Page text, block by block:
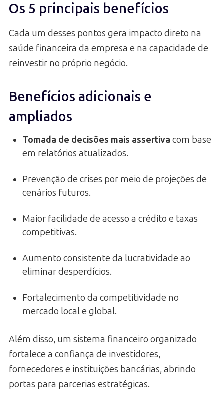
Os 5 principais benefícios
Cada um desses pontos gera impacto direto na
saúde financeira da empresa e na capacidade de
reinvestir no próprio negócio.
Benefícios adicionais e
ampliados
Tomada de decisões mais assertiva com base
em relatórios atualizados.
Prevenção de crises por meio de projeções de
cenários futuros.
Maior facilidade de acesso a crédito e taxas
competitivas.
Aumento consistente da lucratividade ao
eliminar desperdícios.
Fortalecimento da competitividade no
mercado local e global.
Além disso, um sistema financeiro organizado
fortalece a confiança de investidores,
fornecedores e instituições bancárias, abrindo
portas para parcerias estratégicas.